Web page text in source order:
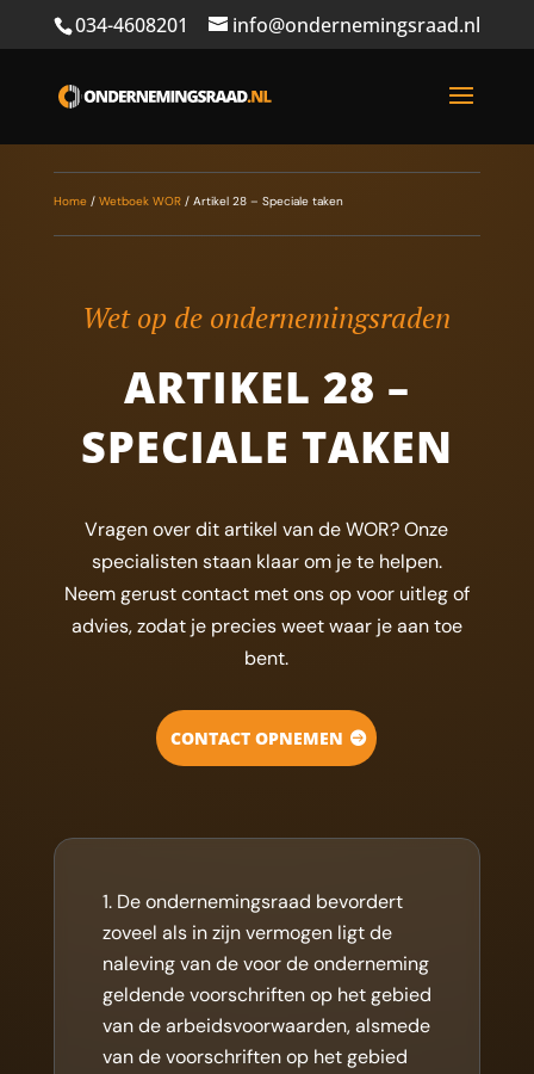
034-4608201 info@ondernemingsraad.nl
Home/ Wetboek WOR/ Artikel 28 – Speciale taken
Wet op de ondernemingsraden
ARTIKEL 28 –
SPECIALE TAKEN
Vragen over dit artikel van de WOR? Onze
specialisten staan klaar om je te helpen.
Neem gerust contact met ons op voor uitleg of
advies, zodat je precies weet waar je aan toe
bent.
CONTACT OPNEMEN
De ondernemingsraad bevordert
zoveel als in zijn vermogen ligt de
naleving van de voor de onderneming
geldende voorschriften op het gebied
van de arbeidsvoorwaarden, alsmede
van de voorschriften op het gebied